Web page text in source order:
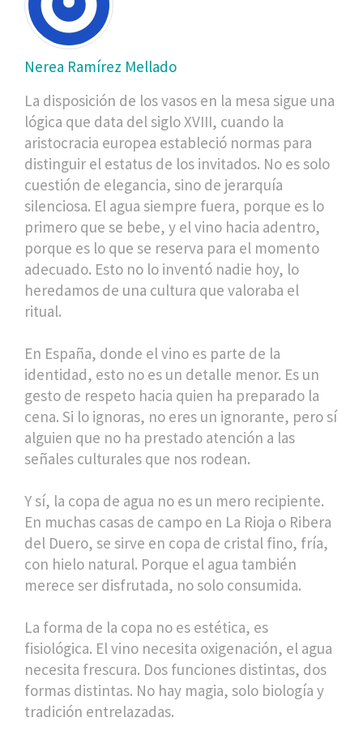
Nerea Ramírez Mellado
La disposición de los vasos en la mesa sigue una
lógica que data del siglo XVIII, cuando la
aristocracia europea estableció normas para
distinguir el estatus de los invitados. No es solo
cuestión de elegancia, sino de jerarquía
silenciosa. El agua siempre fuera, porque es lo
primero que se bebe, y el vino hacia adentro,
porque es lo que se reserva para el momento
adecuado. Esto no lo inventó nadie hoy, lo
heredamos de una cultura que valoraba el
ritual.
En España, donde el vino es parte de la
identidad, esto no es un detalle menor. Es un
gesto de respeto hacia quien ha preparado la
cena. Si lo ignoras, no eres un ignorante, pero sí
alguien que no ha prestado atención a las
señales culturales que nos rodean.
Y sí, la copa de agua no es un mero recipiente.
En muchas casas de campo en La Rioja o Ribera
del Duero, se sirve en copa de cristal fino, fría,
con hielo natural. Porque el agua también
merece ser disfrutada, no solo consumida.
La forma de la copa no es estética, es
fisiológica. El vino necesita oxigenación, el agua
necesita frescura. Dos funciones distintas, dos
formas distintas. No hay magia, solo biología y
tradición entrelazadas.